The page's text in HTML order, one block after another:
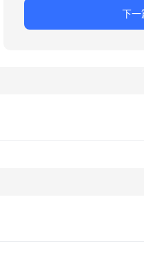
下一